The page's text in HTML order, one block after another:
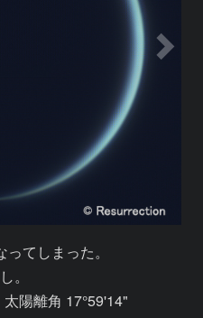
てしまった。
。
陽離角 17°59'14"